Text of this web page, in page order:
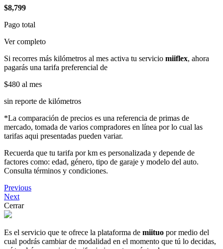
$8,799
Pago total
Ver completo
Si recorres más kilómetros al mes activa tu servicio miiflex, ahora
pagarás una tarifa preferencial de
$480 al mes
sin reporte de kilómetros
*La comparación de precios es una referencia de primas de
mercado, tomada de varios compradores en línea por lo cual las
tarifas aqui presentadas pueden variar.
Recuerda que tu tarifa por km es personalizada y depende de
factores como: edad, género, tipo de garaje y modelo del auto.
Consulta términos y condiciones.
Previous
Next
Cerrar
Es el servicio que te ofrece la plataforma de miituo por medio del
cual podrás cambiar de modalidad en el momento que tú lo decidas,